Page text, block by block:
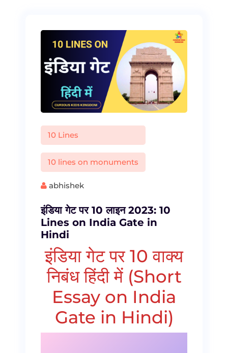
10 Lines
10 lines on monuments
abhishek
इंडिया गेट पर 10 लाइन 2023: 10
Lines on India Gate in
Hindi
इंडिया गेट पर 10 वाक्य
निबंध हिंदी में (Short
Essay on India
Gate in Hindi)